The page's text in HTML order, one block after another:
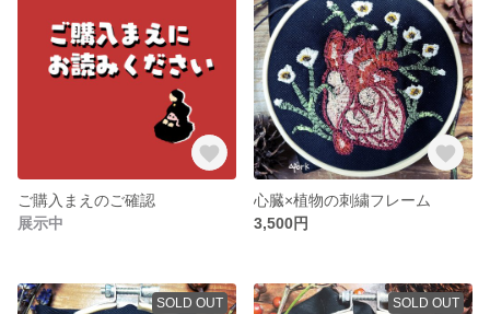
ご購入まえのご確認
展示中
心臓×植物の刺繍フレーム
3,500円
SOLD OUT SOLD OUT